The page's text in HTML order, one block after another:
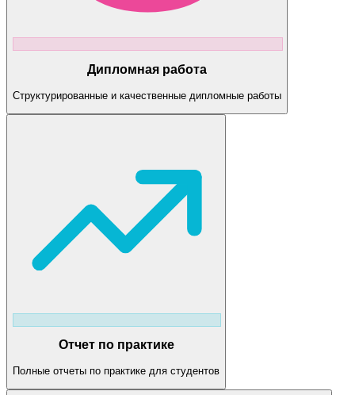
Дипломная работа
Структурированные и качественные дипломные работы
Отчет по практике
Полные отчеты по практике для студентов